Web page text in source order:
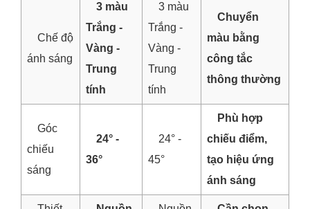
Chế độ
ánh sáng
3 màu
Trắng -
Vàng -
Trung
tính
3 màu
Trắng -
Vàng -
Trung
tính
Chuyển
màu bằng
công tắc
thông thường
Góc
chiếu
sáng
24° -
36°
24° -
45°
Phù hợp
chiếu điểm,
tạo hiệu ứng
ánh sáng